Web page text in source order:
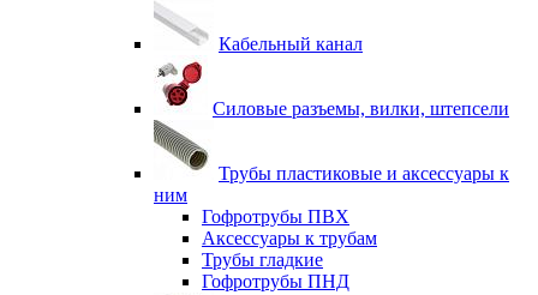
Кабельный канал
Силовые разъемы, вилки, штепсели
Трубы пластиковые и аксессуары к
ним
Гофротрубы ПВХ
Аксессуары к трубам
Трубы гладкие
Гофротрубы ПНД